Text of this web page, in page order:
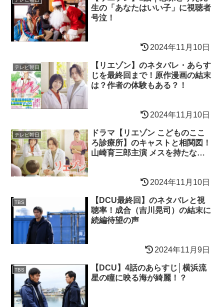
生の「あなたはいい子」に視聴者
号泣！
2024年11月10日
テレビ朝日
【リエゾン】のネタバレ・あらす
じを最終回まで！原作漫画の結末
は？作者の体験もある？！
2024年11月10日
テレビ朝日
ドラマ【リエゾン こどものここ
ろ診療所】のキャストと相関図！
山崎育三郎主演 メスを持たない
2024年11月10日
TBS
【DCU最終回】のネタバレと視
聴率！成合（吉川晃司）の結末に
続編待望の声
2024年11月9日
TBS
【DCU】4話のあらすじ│横浜流
星の瞳に映る海が綺麗！？